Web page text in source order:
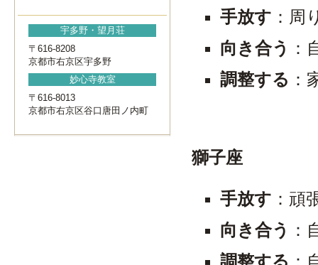
宇多野・望月荘
〒616-8208
京都市右京区宇多野
妙心寺教室
〒616-8013
京都市右京区谷口唐田ノ内町
手放す ：周
向き合う ：
調整する ：
獅子座
手放す ：頑
向き合う ：
調整する ：